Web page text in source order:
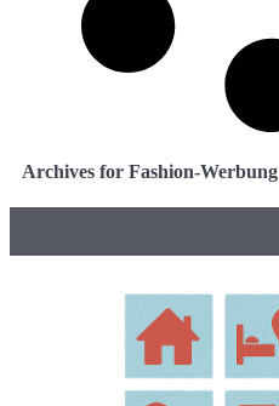
Archives for Fashion-Werbung